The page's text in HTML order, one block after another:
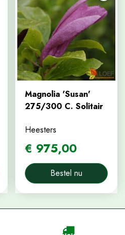
Magnolia 'Susan'
275/300 C. Solitair
Heesters
€ 975,00
Bestel nu